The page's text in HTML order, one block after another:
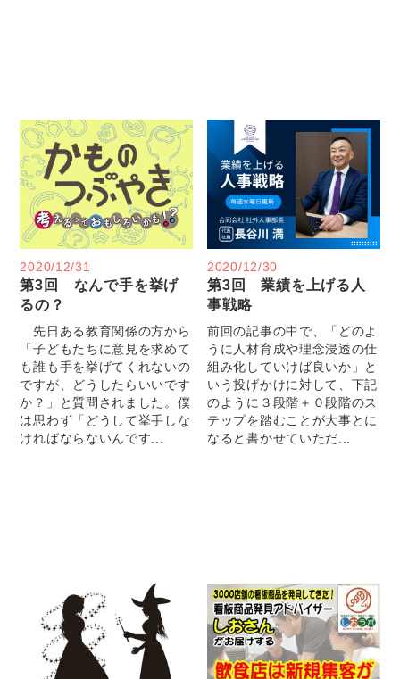
2020/12/31
第3回 なんで手を挙げ
るの？
先日ある教育関係の方から
「子どもたちに意見を求めて
も誰も手を挙げてくれないの
ですが、どうしたらいいです
か？」と質問されました。僕
は思わず「どうして挙手しな
ければならないんです...
2020/12/30
第3回 業績を上げる人
事戦略
前回の記事の中で、「どのよ
うに人材育成や理念浸透の仕
組み化していけば良いか」と
いう投げかけに対して、下記
のように３段階＋０段階のス
テップを踏むことが大事とに
なると書かせていただ...